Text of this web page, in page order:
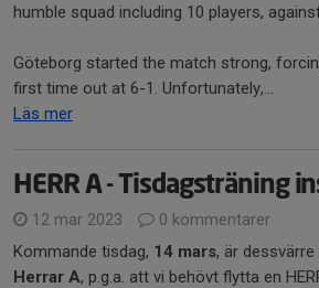
humble squad including 10 players,
Göteborg started the match strong,
first time out at 6-1. Unfortunately,...
Läs mer
HERR A - Tisdagsträning
12 mar 2023
0 kommentarer
Kommande tisdag, 14 mars, är dessvärre
Herrar A, p.g.a. att vi behövt flytta en